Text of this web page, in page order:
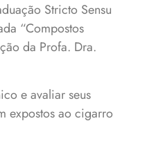
Stricto Sensu
“Compostos
da Profa. Dra.
e avaliar seus
expostos ao cigarro